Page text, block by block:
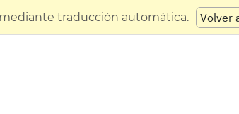
traducción automática. Volver